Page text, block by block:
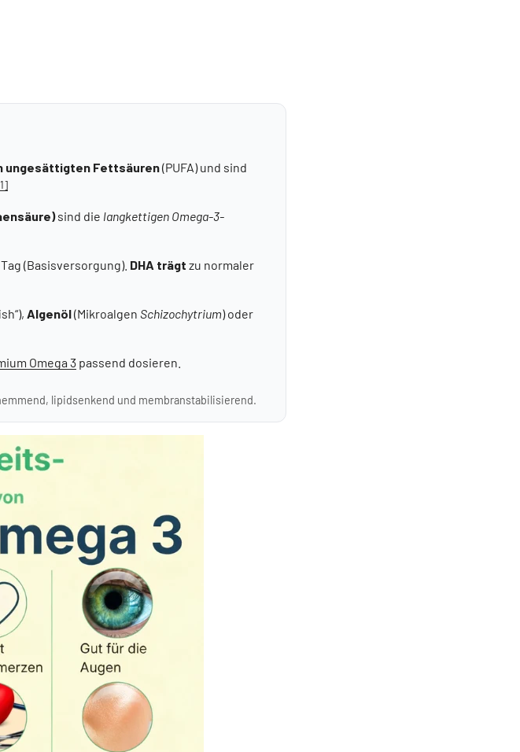
ungesättigten Fettsäuren(PUFA) und sind
sind die langkettigen Omega-3-
(Basisversorgung). DHA trägt zu normaler
Algenöl(Mikroalgen Schizochytrium) oder
Omega 3 passend dosieren.
lipidsenkend und membranstabilisierend.